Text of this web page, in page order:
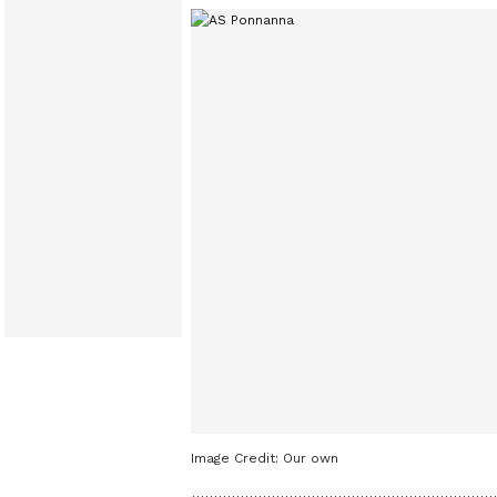
Image Credit: Our own